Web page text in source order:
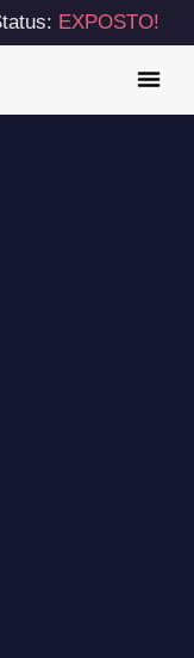
EXPOSTO!